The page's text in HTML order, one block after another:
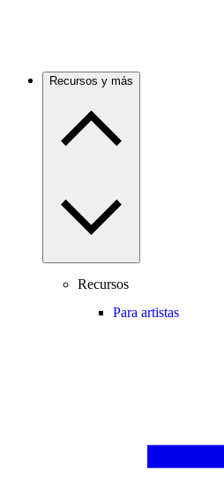
Recursos y más
Recursos
Para artistas